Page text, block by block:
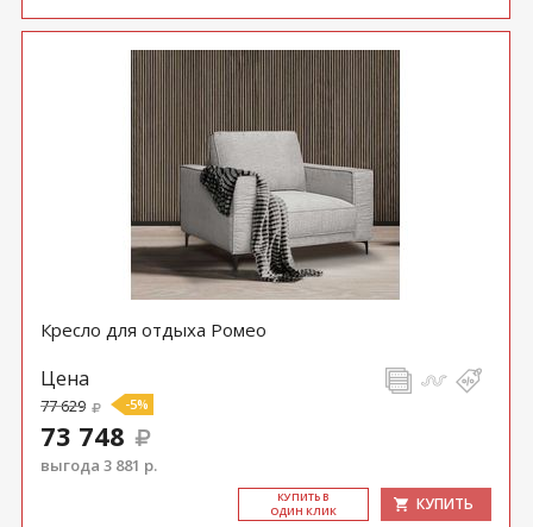
Кресло для отдыха Ромео
Цена
77 629 -5%
73 748
выгода 3 881 р.
КУ­ПИТЬ В
ОДИН КЛИК
КУПИТЬ